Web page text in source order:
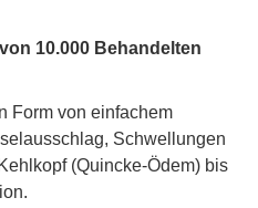
10.000 Behandelten
Form von einfachem
Schwellungen
(Quincke-Ödem) bis